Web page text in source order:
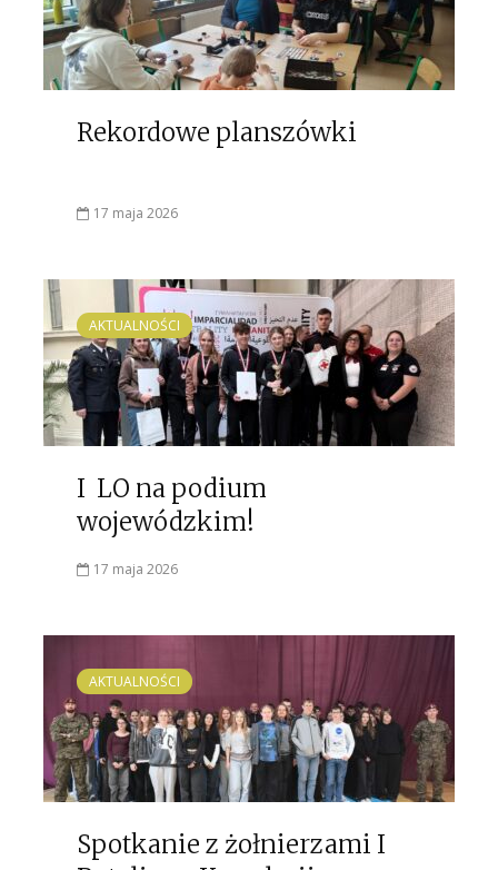
Rekordowe planszówki
17 maja 2026
AKTUALNOŚCI
I LO na podium
wojewódzkim!
17 maja 2026
AKTUALNOŚCI
Spotkanie z żołnierzami I